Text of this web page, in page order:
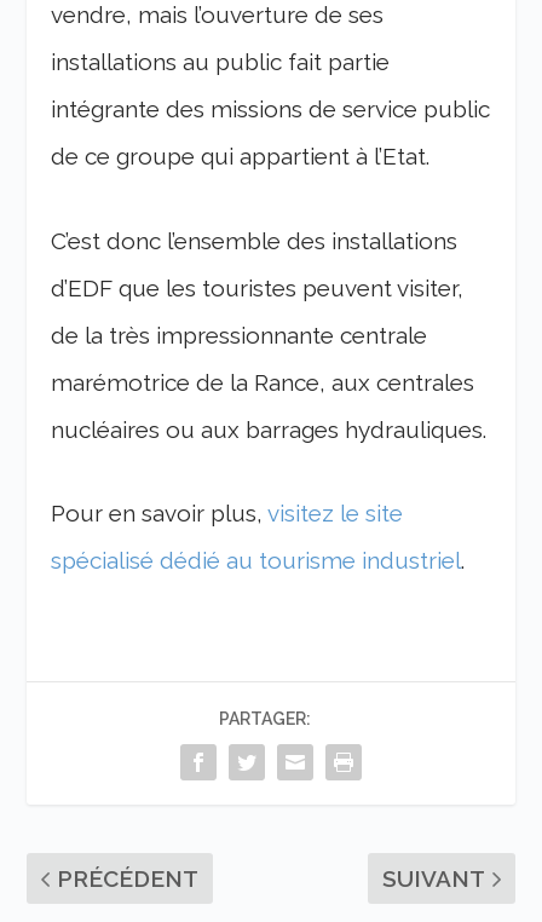
vendre, mais l’ouverture de ses
installations au public fait partie
intégrante des missions de service public
de ce groupe qui appartient à l’Etat.
C’est donc l’ensemble des installations
d’EDF que les touristes peuvent visiter,
de la très impressionnante centrale
marémotrice de la Rance, aux centrales
nucléaires ou aux barrages hydrauliques.
Pour en savoir plus,visitez le site
spécialisé dédié au tourisme industriel.
PARTAGER:
PRÉCÉDENT SUIVANT